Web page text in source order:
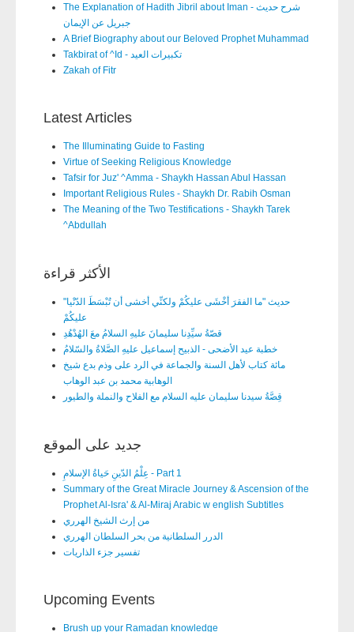
The Explanation of Hadith Jibril about Iman - شرح حديث
جبريل عن الإيمان
A Brief Biography about our Beloved Prophet Muhammad
Takbirat of ^Id - تكبيرات العيد
Zakah of Fitr
Latest Articles
The Illuminating Guide to Fasting
Virtue of Seeking Religious Knowledge
Tafsir for Juz' ^Amma - Shaykh Hassan Abul Hassan
Important Religious Rules - Shaykh Dr. Rabih Osman
The Meaning of the Two Testifications - Shaykh Tarek
^Abdullah
الأكثر قراءة
"حديث "ما الفقرَ أخْشَى عليكُمْ ولكنِّي أخشى أن تُبْسَطَ الدّنْيا
عليكُمْ
قصّةُ سيِّدِنا سليمانَ عليهِ السلامُ معَ الهُدْهُدِ
خطبة عيد الأضحى - الذبيح إسماعيل عليهِ الصَّلاةُ والسّلامُ
مائة كتاب لأهل السنة والجماعة في الرد على وذم بدع شيخ
الوهابية محمد بن عبد الوهاب
قِصَّةُ سيدنا سليمان عليه السلام مع الفلاح والنملة والطيور
جديد على الموقع
عِلْمُ الدّينِ حَياةُ الإسلامِ - Part 1
Summary of the Great Miracle Journey & Ascension of the
Prophet Al-Isra' & Al-Miraj Arabic w english Subtitles
من إرث الشيخ الهرري
الدرر السلطانية من بحر السلطان الهرري
تفسير جزء الذاريات
Upcoming Events
Brush up your Ramadan knowledge